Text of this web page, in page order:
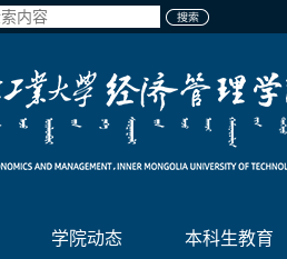
学院动态 本科生教育